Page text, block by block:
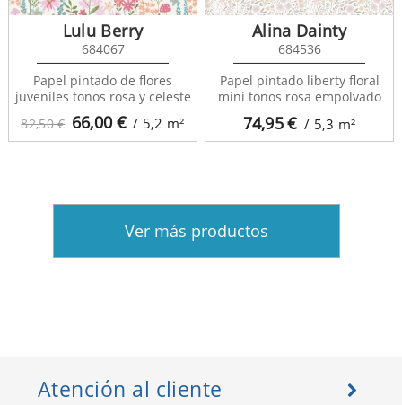
82,50 € 66,00€ / 5,2 m²
Lulu Berry
684067
Papel pintado de flores
juveniles tonos rosa y celeste
74,95€ / 5,3 m²
Alina Dainty
684536
Papel pintado liberty floral
mini tonos rosa empolvado
Ver más productos
Atención al cliente